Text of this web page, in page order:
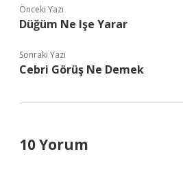
Önceki Yazı
Düğüm Ne Işe Yarar
Sonraki Yazı
Cebri Görüş Ne Demek
10 Yorum